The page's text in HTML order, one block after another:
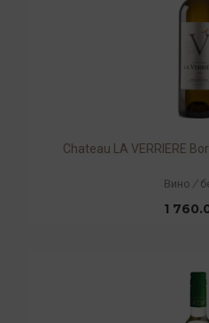
Chateau LA VERRIERE
Вино /
1